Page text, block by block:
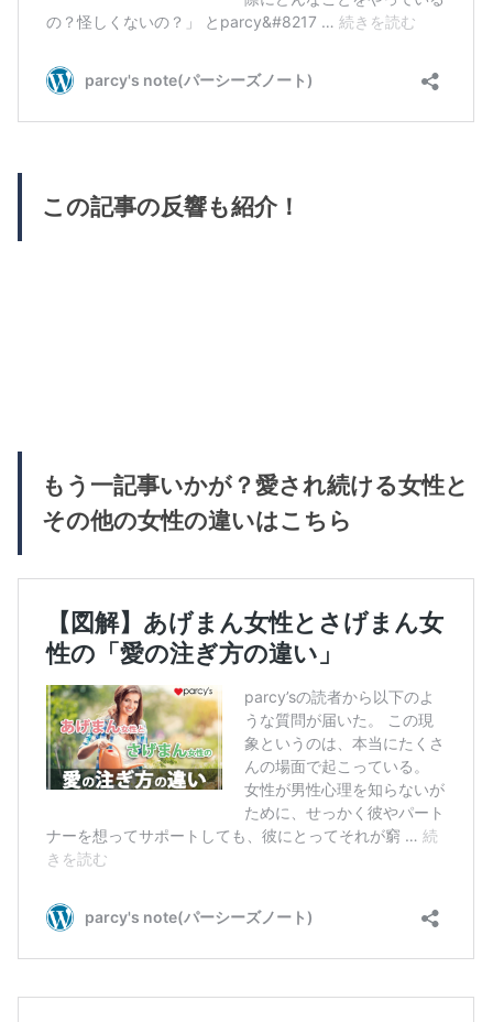
この記事の反響も紹介！
もう一記事いかが？愛され続ける女性と
その他の女性の違いはこちら